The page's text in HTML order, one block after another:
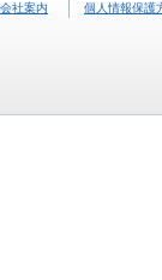
会社案内
個人情報保護